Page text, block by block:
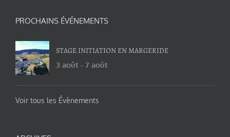
PROCHAINS ÉVÉNEMENTS
STAGE INITIATION EN MARGERIDE
3 août - 7 août
Voir tous les Évènements